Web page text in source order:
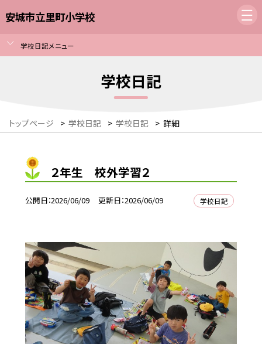
安城市立里町小学校
学校日記メニュー
学校日記
トップページ > 学校日記 > 学校日記 > 詳細
２年生 校外学習２
公開日 2026/06/09 更新日 2026/06/09 学校日記